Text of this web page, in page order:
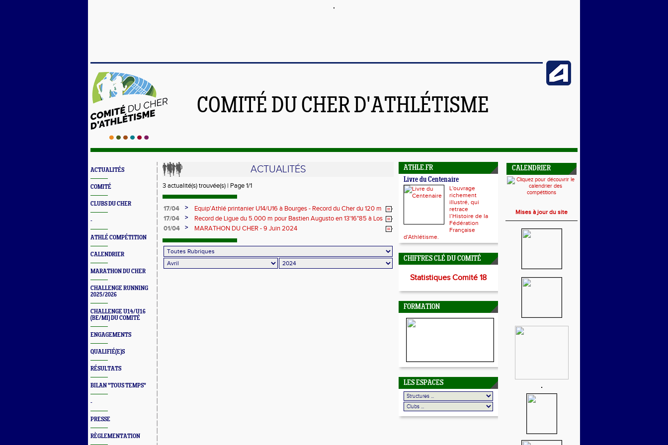
COMITÉ DU CHER D'ATHLÉTISME
ACTUALITÉS
COMITÉ
CLUBS DU CHER
-
ATHLÉ COMPÉTITION
CALENDRIER
MARATHON DU CHER
CHALLENGE RUNNING
2025/2026
CHALLENGE U14/U16
(BE/MI) DU COMITÉ
ENGAGEMENTS
QUALIFIÉ(E)S
RÉSULTATS
BILAN "TOUS TEMPS"
-
PRESSE
RÈGLEMENTATION
ACTUALITÉS
3 actualité(s) trouvée(s) | Page 1/1
17/04 >
Equip'Athlé printanier U14/U16 à Bourges - Record du Cher du 120 m
MIM pour Raphaël Roblin
17/04 >
Record de Ligue du 5.000 m pour Bastien Augusto en 13'16"85 à Los
Angeles
01/04 > MARATHON DU CHER - 9 Juin 2024
ATHLE.FR
Livre du Centenaire
L'ouvrage
richement
illustré, qui
retrace
l’Histoire de la
Fédération
Française
d'Athlétisme.
CHIFFRES CLÉ DU COMITÉ
Statistiques Comité 18
FORMATION
LES ESPACES
CALENDRIER
Mises à jour du site